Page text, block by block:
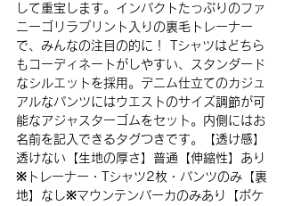
して重宝します。インパクトたっぷりのファ
ニーゴリラプリント入りの裏毛トレーナー
で、みんなの注目の的に！ Tシャツはどちら
もコーディネートがしやすい、スタンダード
なシルエットを採用。デニム仕立てのカジュ
アルなパンツにはウエストのサイズ調節が可
能なアジャスターゴムをセット。内側にはお
名前を記入できるタグつきです。【透け感】
透けない【生地の厚さ】普通【伸縮性】あり
※トレーナー・Tシャツ2枚・パンツのみ【裏
地】なし※マウンテンパーカのみあり【ポケ